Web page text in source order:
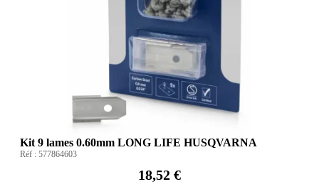
Kit 9 lames 0.60mm LONG LIFE HUSQVARNA
Réf : 577864603
18,52 €